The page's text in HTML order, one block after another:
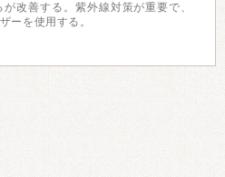
改善する。紫外線対策が重要で、
ーを使用する。